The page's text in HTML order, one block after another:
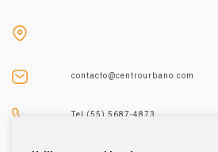
contacto@centrourbano.com
Tel (55) 5687-4873